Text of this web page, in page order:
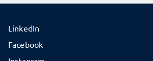
LinkedIn
Facebook